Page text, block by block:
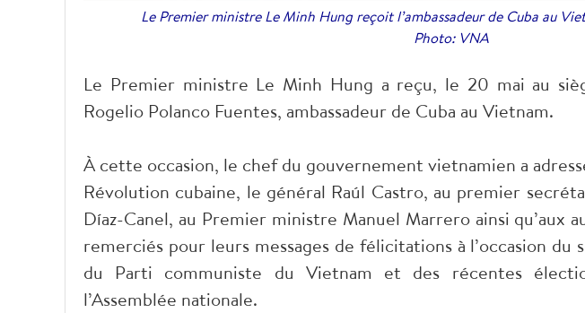
Le Premier ministre Le Minh Hung reçoit l’ambassadeur de Cuba au
Photo: VNA
Le Premier ministre Le Minh Hung a reçu, le 20 mai au
Rogelio Polanco Fuentes, ambassadeur de Cuba au Vietnam.
À cette occasion, le chef du gouvernement vietnamien a
Révolution cubaine, le général Raúl Castro, au premier
Díaz-Canel, au Premier ministre Manuel Marrero ainsi qu’aux
remerciés pour leurs messages de félicitations à l’occasion du
du Parti communiste du Vietnam et des récentes
l’Assemblée nationale.